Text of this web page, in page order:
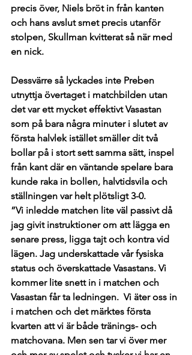
precis över, Niels bröt in från kanten
och hans avslut smet precis utanför
stolpen, Skullman kvitterat så när med
en nick.
Dessvärre så lyckades inte Preben
utnyttja övertaget i matchbilden utan
det var ett mycket effektivt Vasastan
som på bara några minuter i slutet av
första halvlek istället smäller dit två
bollar på i stort sett samma sätt, inspel
från kant där en väntande spelare bara
kunde raka in bollen, halvtidsvila och
ställningen var helt plötsligt 3-0.
”Vi inledde matchen lite väl passivt då
jag givit instruktioner om att lägga en
senare press, ligga tajt och kontra vid
lägen. Jag underskattade vår fysiska
status och överskattade Vasastans. Vi
kommer lite snett in i matchen och
Vasastan får ta ledningen.  Vi äter oss in
i matchen och det märktes första
kvarten att vi är både tränings- och
matchovana. Men sen tar vi över mer